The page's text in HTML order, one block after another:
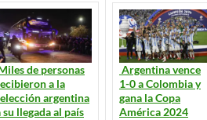
de personas
a la
argentina
su llegada al país
Argentina vence
1-0 a Colombia y
gana la Copa
América 2024